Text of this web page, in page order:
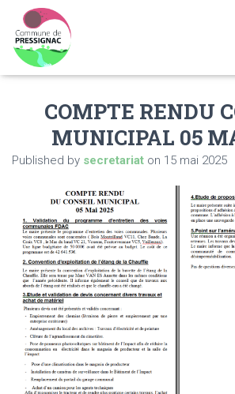
COMPTE RENDU
MUNICIPAL 05
Published by secretariat on 15 mai 2025